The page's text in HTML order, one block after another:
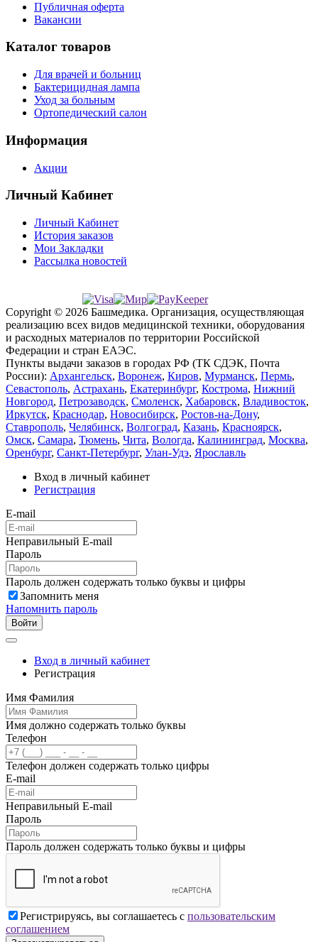
Публичная оферта
Вакансии
Каталог товаров
Для врачей и больниц
Бактерицидная лампа
Уход за больным
Ортопедический салон
Информация
Акции
Личный Кабинет
Личный Кабинет
История заказов
Мои Закладки
Рассылка новостей
Copyright © 2026 Башмедика. Организация, осуществляющая
реализацию всех видов медицинской техники, оборудования
и расходных материалов по территории Российской
Федерации и стран ЕАЭС.
Пункты выдачи заказов в городах РФ (ТК СДЭК, Почта
России): Архангельск, Воронеж, Киров, Мурманск, Пермь,
Севастополь, Астрахань, Екатеринбург, Кострома, Нижний
Новгород, Петрозаводск, Смоленск, Хабаровск, Владивосток,
Иркутск, Краснодар, Новосибирск, Ростов-на-Дону,
Ставрополь, Челябинск, Волгоград, Казань, Красноярск,
Омск, Самара, Тюмень, Чита, Вологда, Калининград, Москва,
Оренбург, Санкт-Петербург, Улан-Удэ, Ярославль
Вход в личный кабинет
Регистрация
E-mail
Неправильный E-mail
Пароль
Пароль должен содержать только буквы и цифры
Запомнить меня
Напомнить пароль
Войти
Вход в личный кабинет
Регистрация
Имя Фамилия
Имя должно содержать только буквы
Телефон
Телефон должен содержать только цифры
E-mail
Неправильный E-mail
Пароль
Пароль должен содержать только буквы и цифры
Регистрируясь, вы соглашаетесь с пользовательским
соглашением